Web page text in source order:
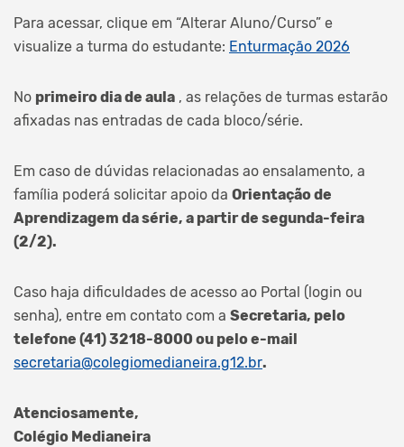
Para acessar, clique em “Alterar Aluno/Curso” e
visualize a turma do estudante: Enturmação 2026
No primeiro dia de aula , as relações de turmas estarão
afixadas nas entradas de cada bloco/série.
Em caso de dúvidas relacionadas ao ensalamento, a
família poderá solicitar apoio da Orientação de
Aprendizagem da série, a partir de segunda-feira
(2/2).
Caso haja dificuldades de acesso ao Portal (login ou
senha), entre em contato com a Secretaria, pelo
telefone (41) 3218-8000 ou pelo e-mail
secretaria@colegiomedianeira.g12.br.
Atenciosamente,
Colégio Medianeira